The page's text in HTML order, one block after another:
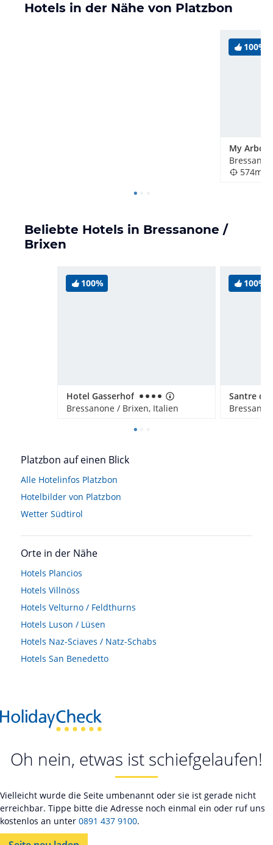
Hotels in der Nähe von Platzbon
100%
574m
Beliebte Hotels in Bressanone /
Brixen
100%
Hotel Gasserhof
Bressanone / Brixen, Italien
100%
Platzbon auf einen Blick
Alle Hotelinfos Platzbon
Hotelbilder von Platzbon
Wetter Südtirol
Orte in der Nähe
Hotels Plancios
Hotels Villnöss
Hotels Velturno / Feldthurns
Hotels Luson / Lüsen
Hotels Naz-Sciaves / Natz-Schabs
Hotels San Benedetto
Oh nein, etwas ist schiefgelaufen!
Vielleicht wurde die Seite umbenannt oder sie ist gerade nicht
erreichbar. Tippe bitte die Adresse noch einmal ein oder ruf uns
kostenlos an unter 0891 437 9100.